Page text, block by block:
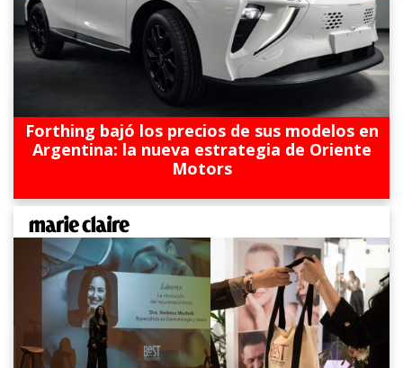
Forthing bajó los precios de sus modelos en
Argentina: la nueva estrategia de Oriente
Motors